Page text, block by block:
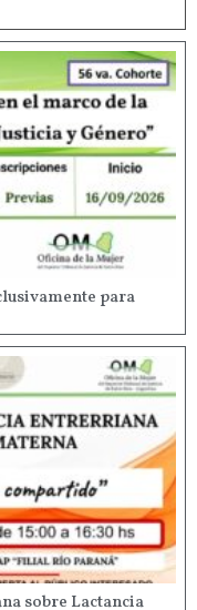
para
sobre Lactancia